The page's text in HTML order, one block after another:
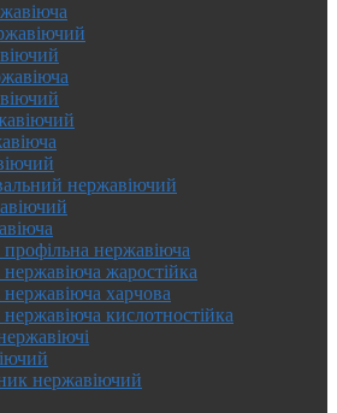
нержавіючий
нержавіюча
жаростійка
харчова
кислотностійка
нержавіючий